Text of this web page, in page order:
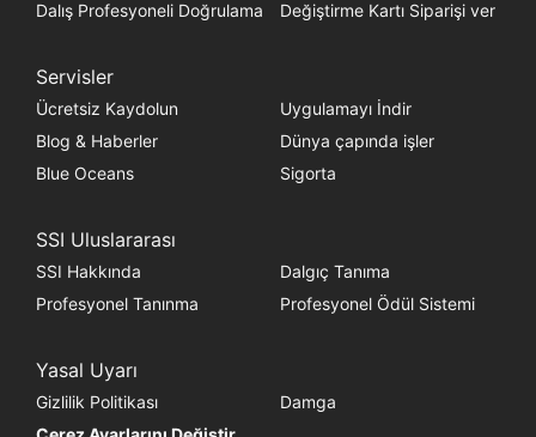
Dalış Profesyoneli Doğrulama
Değiştirme Kartı Siparişi ver
Servisler
Ücretsiz Kaydolun
Uygulamayı İndir
Blog & Haberler
Dünya çapında işler
Blue Oceans
Sigorta
SSI Uluslararası
SSI Hakkında
Dalgıç Tanıma
Profesyonel Tanınma
Profesyonel Ödül Sistemi
Yasal Uyarı
Gizlilik Politikası
Damga